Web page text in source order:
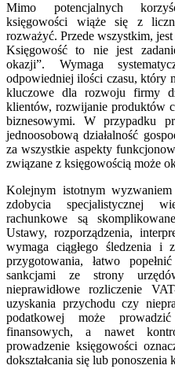
Mimo potencjalnych
księgowości wiąże się z
rozważyć. Przede wszystkim,
Księgowość to nie jest
okazji”. Wymaga
odpowiedniej ilości czasu, który
kluczowe dla rozwoju firmy
klientów, rozwijanie produktów
biznesowymi. W przypadku
jednoosobową działalność
za wszystkie aspekty
związane z księgowością może
Kolejnym istotnym
zdobycia specjalistycznej
rachunkowe są
Ustawy, rozporządzenia,
wymaga ciągłego śledzenia i
przygotowania, łatwo
sankcjami ze strony
nieprawidłowe rozliczenie
uzyskania przychodu czy
podatkowej może
finansowych, a nawet
prowadzenie księgowości
dokształcania się lub ponoszenia